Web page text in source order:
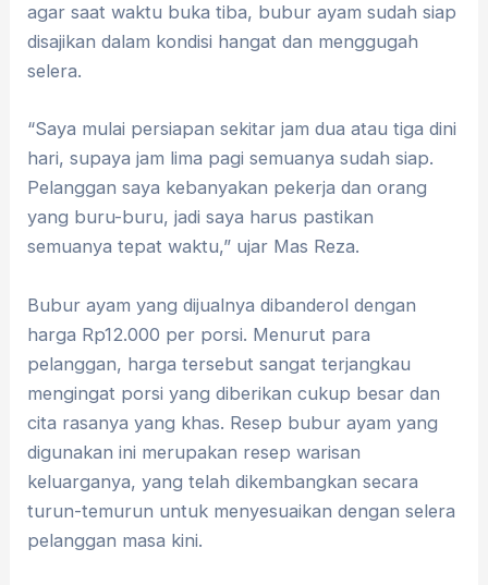
agar saat waktu buka tiba, bubur ayam sudah siap
disajikan dalam kondisi hangat dan menggugah
selera.
“Saya mulai persiapan sekitar jam dua atau tiga dini
hari, supaya jam lima pagi semuanya sudah siap.
Pelanggan saya kebanyakan pekerja dan orang
yang buru-buru, jadi saya harus pastikan
semuanya tepat waktu,” ujar Mas Reza.
Bubur ayam yang dijualnya dibanderol dengan
harga Rp12.000 per porsi. Menurut para
pelanggan, harga tersebut sangat terjangkau
mengingat porsi yang diberikan cukup besar dan
cita rasanya yang khas. Resep bubur ayam yang
digunakan ini merupakan resep warisan
keluarganya, yang telah dikembangkan secara
turun-temurun untuk menyesuaikan dengan selera
pelanggan masa kini.